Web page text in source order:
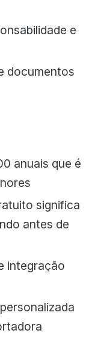
e
documentos
anuais que é
significa
antes de
integração